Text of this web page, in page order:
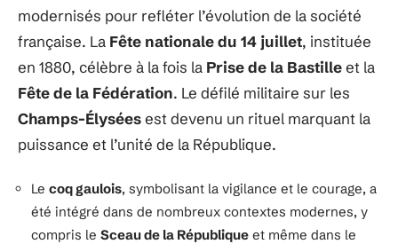
modernisés pour refléter l’évolution de la société
française. La Fête nationale du 14 juillet, instituée
en 1880, célèbre à la fois la Prise de la Bastilleet la
Fête de la Fédération. Le défilé militaire sur les
Champs-Élyséesest devenu un rituel marquant la
puissance et l’unité de la République.
Le coq gaulois, symbolisant la vigilance et le courage, a
été intégré dans de nombreux contextes modernes, y
compris le Sceau de la République et même dans le